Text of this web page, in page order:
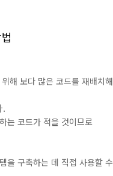
해 보다 많은 코드를 재배치
.
는 코드가 적을 것이므로
을 구축하는 데 직접 사용할